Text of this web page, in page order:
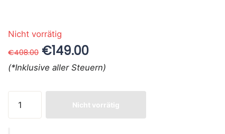
Nicht vorrätig
€408.00 €149.00
(*Inklusive aller Steuern)
Nicht vorrätig